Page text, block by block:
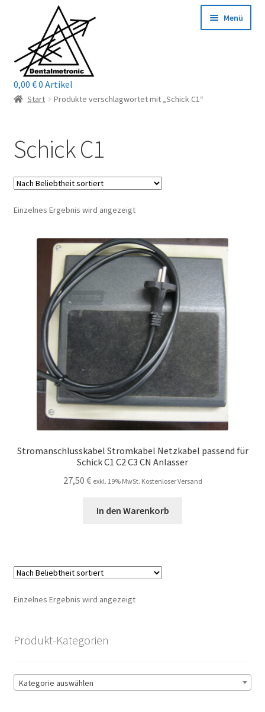
Navigation
springen
springen
Menü
Home
Mein Konto / Login
Kontakt
Reparaturservice
Wichtige Infos
Unsere Firma
Warenkorb
Stellenangebote
0,00 €0 Artikel
Start Produkte verschlagwortet mit „Schick C1“
Schick C1
Einzelnes Ergebnis wird angezeigt
Stromanschlusskabel Stromkabel Netzkabel passend für
Schick C1 C2 C3 CN Anlasser
27,50 € exkl. 19% MwSt. Kostenloser Versand
In den Warenkorb
Einzelnes Ergebnis wird angezeigt
Produkt-Kategorien
Kategorie auswählen